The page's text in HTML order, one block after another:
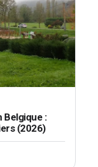
Belgique :
(2026)